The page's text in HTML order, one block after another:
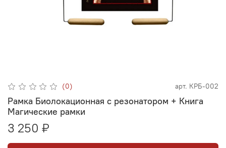
(0) арт. КРБ-002
Рамка Биолокационная с резонатором + Книга
Магические рамки
3 250 ₽